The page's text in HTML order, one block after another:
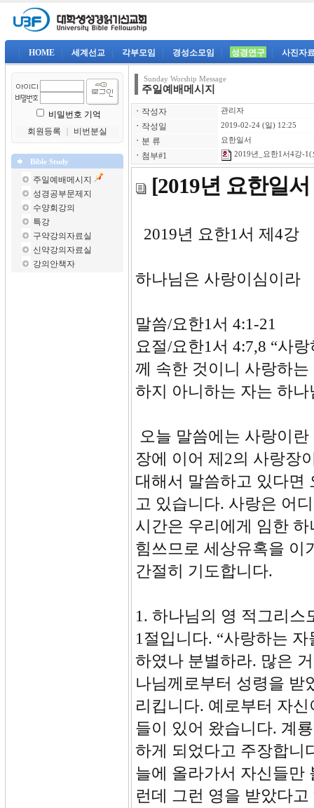
HOME 세계선교 각부모임 경성소모임 성경연구 사진자
비밀번호 기억
회원등록
비번분실
Bible Study
주일예배메시지
성경공부문제지
수양회강의
특강
구약강의자료실
신약강의자료실
강의안책자
Sunday Worship Message
주일예배메시지
ㆍ 작성자 관리자
ㆍ 작성일 2019-02-24 (일) 12:25
ㆍ 분 류 요한일서
ㆍ 첨부#1 2019년_요한1서4강-1(
[2019년 요한일
2019년
하나님은 사랑이심이라
말씀/요한1서 4:1-21
요절/요한1서 4:7,8 “사
께 속한 것이니 사랑하
하지 아니하는 자는 하
오늘 말씀에는 사랑이
장에 이어 제2의 사랑장
대해서 말씀하고 있다면
고 있습니다. 사랑은 어
시간은 우리에게 임한
힘쓰므로 세상유혹을 이
간절히 기도합니다.
1. 하나님의 영 적그리스
1절입니다. “사랑하는
하였나 분별하라. 많은
나님께로부터 성령을 받
리킵니다. 예로부터 자
들이 있어 왔습니다. 계
하게 되었다고 주장합니
늘에 올라가서 자신들만
런데 그런 영을 받았다